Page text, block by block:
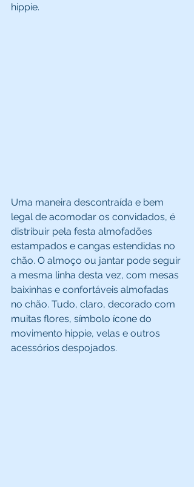
hippie.
Uma maneira descontraída e bem
legal de acomodar os convidados, é
distribuir pela festa almofadões
estampados e cangas estendidas no
chão. O almoço ou jantar pode seguir
a mesma linha desta vez, com mesas
baixinhas e confortáveis almofadas
no chão. Tudo, claro, decorado com
muitas flores, símbolo ícone do
movimento hippie, velas e outros
acessórios despojados.